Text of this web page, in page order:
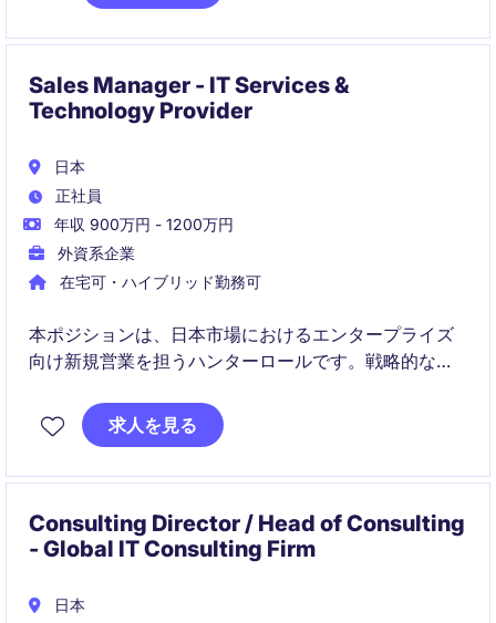
Sales Manager - IT Services &
Technology Provider
日本
正社員
年収 900万円 - 1200万円
外資系企業
在宅可・ハイブリッド勤務可
本ポジションは、日本市場におけるエンタープライズ
向け新規営業を担うハンターロールです。戦略的な営
ていただきます。
求人を見る
Consulting Director / Head of Consulting
- Global IT Consulting Firm
日本